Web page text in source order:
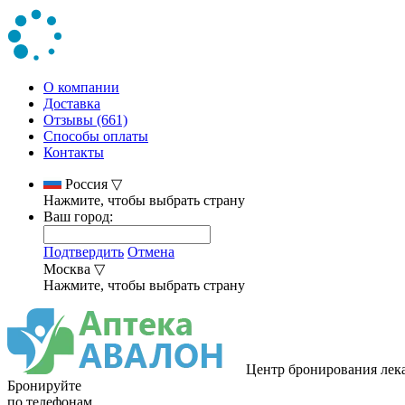
О компании
Доставка
Отзывы (661)
Способы оплаты
Контакты
Россия ▽
Нажмите, чтобы выбрать страну
Ваш город:
Подтвердить Отмена
Москва ▽
Нажмите, чтобы выбрать страну
Центр бронирования
Бронируйте
по телефонам